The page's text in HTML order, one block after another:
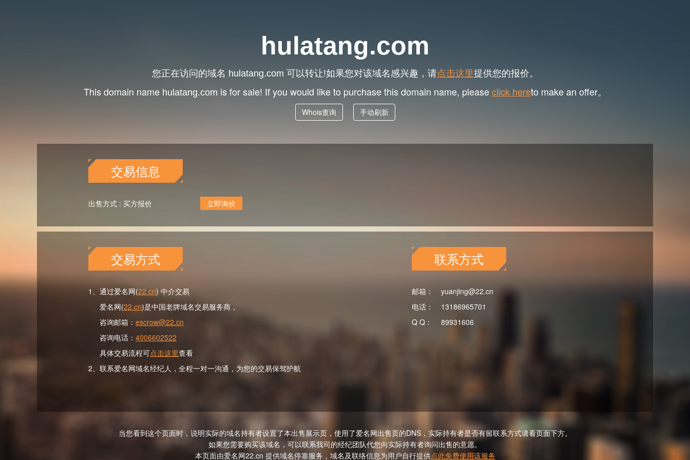
hulatang.com
您正在访问的域名 hulatang.com 可以转让!如果您对该域名感兴趣，请点击这里提供您的报价。
This domain name hulatang.com is for sale! If you would like to purchase this domain name, pleaseclick hereto make an offer。
Whois查询 手动刷新
交易信息
出售方式 : 买方报价 立即询价
交易方式
1、通过爱名网(22.cn) 中介交易
爱名网(22.cn)是中国老牌域名交易服务商，
咨询邮箱： escrow@22.cn
咨询电话： 4006602522
具体交易流程可点击这里查看
2、联系爱名网域名经纪人，全程一对一沟通，为您的交易保驾护航
联系方式
邮箱：
yuanjing@22.cn
电话：
13186965701
Q Q：
89931606
当您看到这个页面时，说明实际的域名持有者设置了本出售展示页，使用了爱名网出售页的DNS，实际持有者是否有留联系方式请看页面下方。
如果您需要购买该域名，可以联系我司的经纪团队代您向实际持有者询问出售的意愿。
本页面由爱名网22.cn 提供域名停靠服务，域名及联络信息为用户自行提供点此免费使用该服务